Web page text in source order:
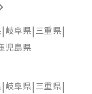
岐阜県 三重県
児島県
岐阜県 三重県